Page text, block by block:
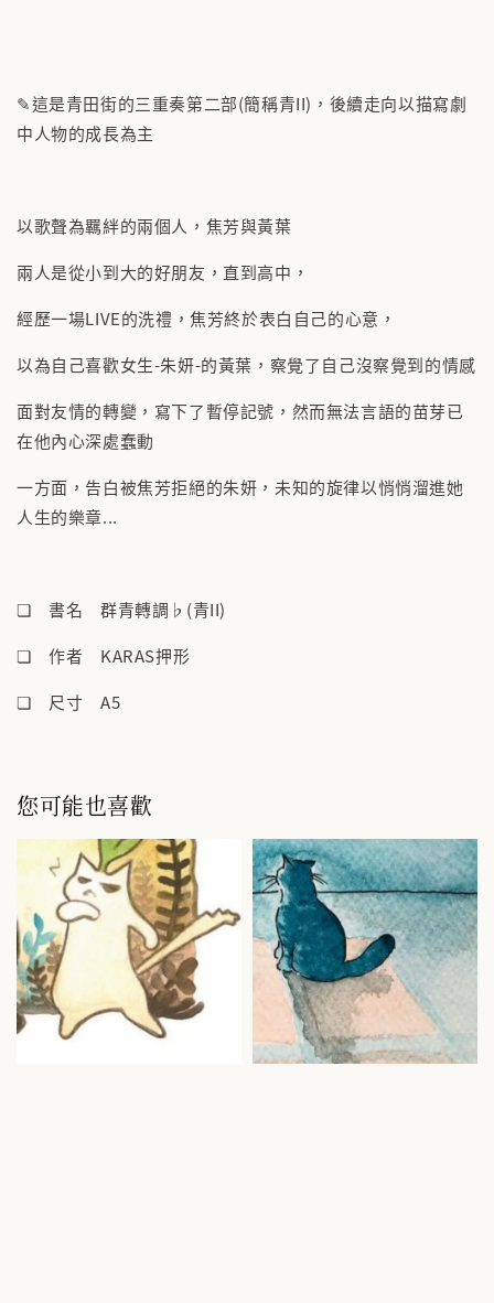
✎這是青田街的三重奏第二部(簡稱青II)，後續走向以描寫劇
中人物的成長為主
以歌聲為羈絆的兩個人，焦芳與黃葉
兩人是從小到大的好朋友，直到高中，
經歷一場LIVE的洗禮，焦芳終於表白自己的心意，
以為自己喜歡女生-朱妍-的黃葉，察覺了自己沒察覺到的情感
面對友情的轉變，寫下了暫停記號，然而無法言語的苗芽已
在他內心深處蠢動
一方面，告白被焦芳拒絕的朱妍，未知的旋律以悄悄溜進她
人生的樂章...
❏ 書名 群青轉調♭(青II)
❏ 作者 KARAS押形
❏ 尺寸 A5
您可能也喜歡